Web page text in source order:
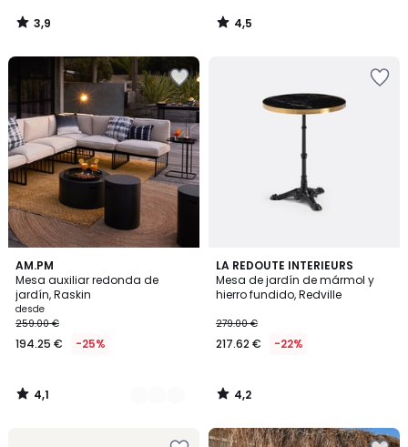
3,9
/
4,5
/
AM.PM
Mesa auxiliar redonda de
jardín, Raskin
desde
259.00 €
194.25 € -25%
4,1
/ 5
2
Colores
4,1
/
LA REDOUTE INTERIEURS
Mesa de jardín de mármol y
hierro fundido, Redville
279.00 €
217.62 € -22%
4,2
/ 5
4,2
/